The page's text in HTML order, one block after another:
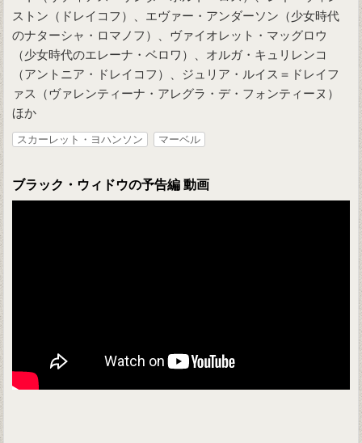
ストン（ドレイコフ）、エヴァー・アンダーソン（少女時代
のナターシャ・ロマノフ）、ヴァイオレット・マッグロウ
（少女時代のエレーナ・ベロワ）、オルガ・キュリレンコ
（アントニア・ドレイコフ）、ジュリア・ルイス＝ドレイフ
ァス（ヴァレンティーナ・アレグラ・デ・フォンティーヌ）
ほか
スカーレット・ヨハンソン マーベル
ブラック・ウィドウの予告編 動画